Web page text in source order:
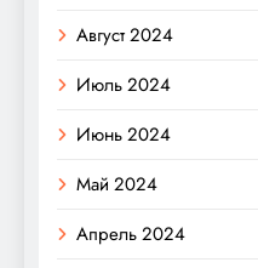
Август 2024
Июль 2024
Июнь 2024
Май 2024
Апрель 2024